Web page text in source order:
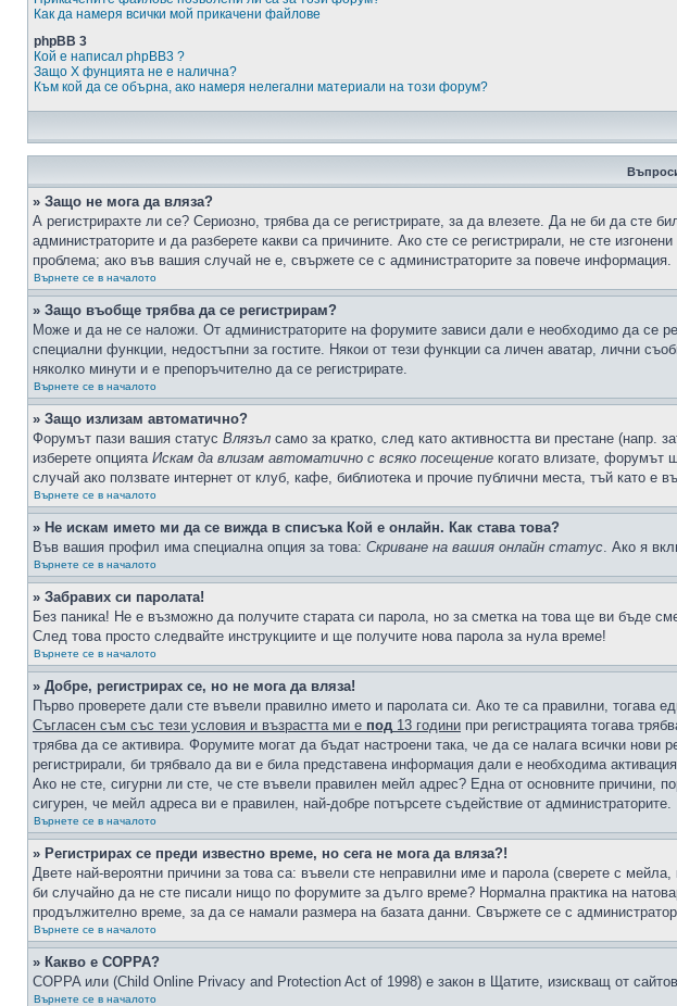
Как да намеря всички мой прикачени файлове
phpBB 3
Кой е написал phpBB3 ?
Защо X фунцията не е налична?
Към кой да се обърна, ако намеря нелегални материали на този форум?
» Защо не мога да вляза?
А регистрирахте ли се? Сериозно, трябва да се регистрирате, за да влезете. Да не би да сте
администраторите и да разберете какви са причините. Ако сте се регистрирали, не сте
проблема; ако във вашия случай не е, свържете се с администраторите за повече информация.
Върнете се в началото
» Защо въобще трябва да се регистрирам?
Може и да не се наложи. От администраторите на форумите зависи дали е необходимо да се
специални функции, недостъпни за гостите. Някои от тези функции са личен аватар, лични
няколко минути и е препоръчително да се регистрирате.
Върнете се в началото
» Защо излизам автоматично?
Форумът пази вашия статус Влязъл само за кратко, след като активността ви престане
изберете опцията Искам да влизам автоматично с всяко посещение когато влизате, форумът
случай ако ползвате интернет от клуб, кафе, библиотека и прочие публични места, тъй като
Върнете се в началото
» Не искам името ми да се вижда в списъка Кой е онлайн. Как става това?
Във вашия профил има специална опция за това: Скриване на вашия онлайн статус. Ако я
Върнете се в началото
» Забравих си паролата!
Без паника! Не е възможно да получите старата си парола, но за сметка на това ще ви бъде
След това просто следвайте инструкциите и ще получите нова парола за нула време!
Върнете се в началото
» Добре, регистрирах се, но не мога да вляза!
Първо проверете дали сте въвели правилно името и паролата си. Ако те са правилни,
Съгласен съм със тези условия и възрастта ми е под 13 години при регистрацията тогава
трябва да се активира. Форумите могат да бъдат настроени така, че да се налага всички
регистрирали, би трябвало да ви е била представена информация дали е необходима
Ако не сте, сигурни ли сте, че сте въвели правилен мейл адрес? Една от основните причини,
сигурен, че мейл адреса ви е правилен, най-добре потърсете съдействие от администраторите.
Върнете се в началото
» Регистрирах се преди известно време, но сега не мога да вляза?!
Двете най-вероятни причини за това са: въвели сте неправилни име и парола (сверете с
би случайно да не сте писали нищо по форумите за дълго време? Нормална практика на
продължително време, за да се намали размера на базата данни. Свържете се с
Върнете се в началото
» Какво е COPPA?
COPPA или (Child Online Privacy and Protection Act of 1998) е закон в Щатите, изискващ от
Върнете се в началото